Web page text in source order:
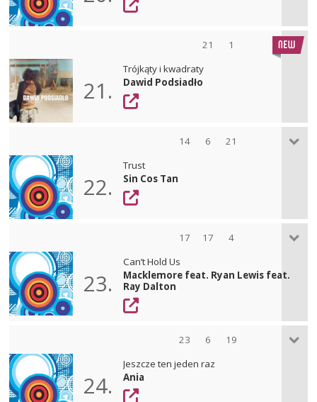
21 1
21.
Trójkąty i kwadraty
Dawid Podsiadło
14 6 21
22.
Trust
Sin Cos Tan
17 17 4
23.
Can’t Hold Us
Macklemore feat. Ryan Lewis feat.
Ray Dalton
23 6 19
24.
Jeszcze ten jeden raz
Ania